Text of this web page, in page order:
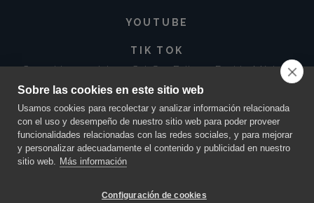
Sobre las cookies en este sitio web
Usamos cookies para recolectar y analizar información relacionada
con el uso y desempeño de nuestro sitio web para poder proveer
funcionalidades relacionadas con las redes sociales, y para mejorar
y personalizar adecuadamente el contenido y publicidad en nuestro
sitio web. Más información
Configuración de cookies
YOUTUBE
TIK TOK
Corregidora 213 Int. 3-3 Col. San Baltazar, Puebla. México •
72550
contacto@innovacionmaya.mx •249 163 2710